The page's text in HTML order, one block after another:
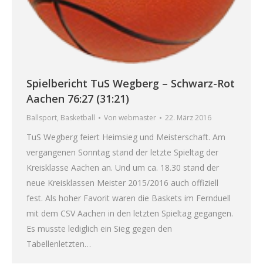
Spielbericht TuS Wegberg – Schwarz-Rot
Aachen 76:27 (31:21)
Ballsport, Basketball Von webmaster 22. März 2016
TuS Wegberg feiert Heimsieg und Meisterschaft. Am
vergangenen Sonntag stand der letzte Spieltag der
Kreisklasse Aachen an. Und um ca. 18.30 stand der
neue Kreisklassen Meister 2015/2016 auch offiziell
fest. Als hoher Favorit waren die Baskets im Fernduell
mit dem CSV Aachen in den letzten Spieltag gegangen.
Es musste lediglich ein Sieg gegen den
Tabellenletzten…